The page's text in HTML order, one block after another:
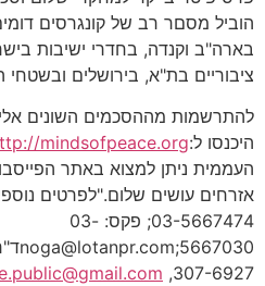
הוביל מסםר רב של קונגרסים
בארה"ב וקנדה, בחדרי ישיבות
ציבוריים בת"א, בירושלים
להתרשמות מההסכמים השונים
היכנסו ל:mindsofpeace.org
העממית ניתן למצוא באתר
אזרחים עושים שלום."לפרטים
03-5667474; פקס: 03-
307-6927,